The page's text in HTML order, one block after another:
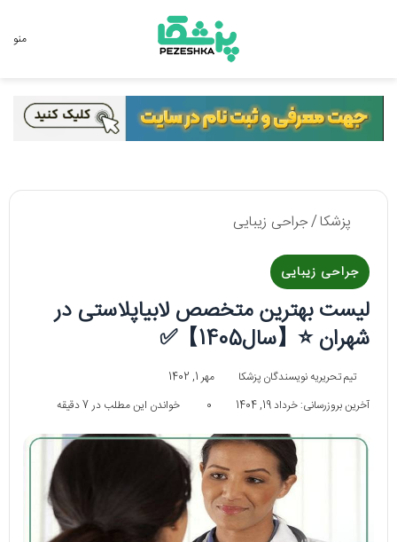
منو
پزشکا/جراحی زیبایی
جراحی زیبایی
لیست بهترین متخصص لابیاپلاستی در
شهران ⭐【سال1405】✅
تیم تحریریه نویسندگان پزشکا
مهر 1, 1402
آخرین بروزرسانی: خرداد 19, 1404
0 خواندن این مطلب در 7 دقیقه